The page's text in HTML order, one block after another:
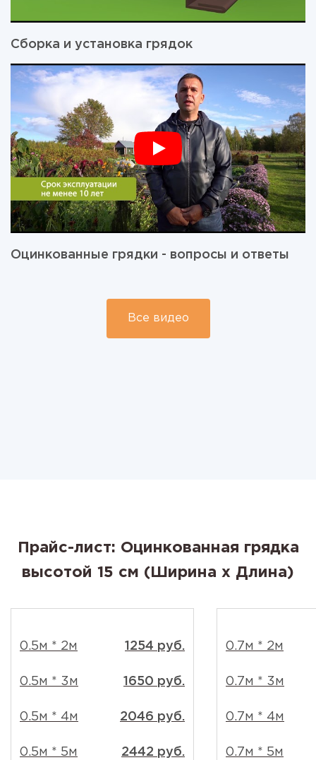
Сборка и установка грядок
Оцинкованные грядки - вопросы и ответы
Все видео
Прайс-лист: Оцинкованная грядка
высотой 15 см (Ширина x Длина)
0.5м * 2м 1254 руб.
0.5м * 3м 1650 руб.
0.5м * 4м 2046 руб.
0.5м * 5м 2442 руб.
0.7м * 2м
0.7м * 3м
0.7м * 4м
0.7м * 5м